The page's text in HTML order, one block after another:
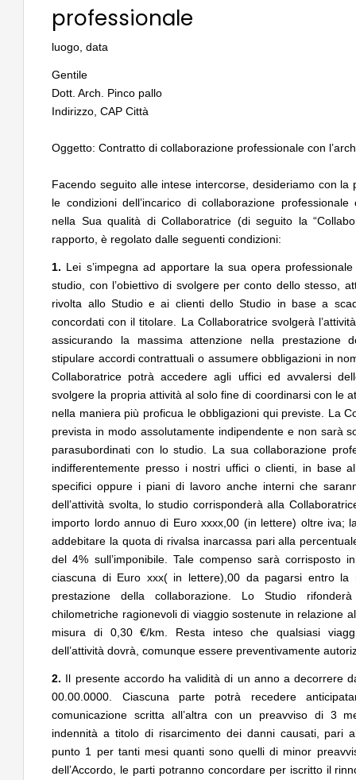
professionale
luogo, data
Gentile
Dott. Arch. Pinco pallo
Indirizzo, CAP Città
Oggetto: Contratto di collaborazione professionale con
Facendo seguito alle intese intercorse, desideriamo con
le condizioni dell’incarico di collaborazione
nella Sua qualità di Collaboratrice (di seguito la
rapporto, è regolato dalle seguenti condizioni:
1. Lei s’impegna ad apportare la sua opera
studio, con l’obiettivo di svolgere per conto dello stesso,
rivolta allo Studio e ai clienti dello Studio in base a
concordati con il titolare. La Collaboratrice svolgerà
assicurando la massima attenzione nella prestazione
stipulare accordi contrattuali o assumere obbligazioni in
Collaboratrice potrà accedere agli uffici ed avvalersi
svolgere la propria attività al solo fine di coordinarsi con le
nella maniera più proficua le obbligazioni qui previste. La
prevista in modo assolutamente indipendente e non sarà
parasubordinati con lo studio. La sua collaborazione
indifferentemente presso i nostri uffici o clienti, in base
specifici oppure i piani di lavoro anche interni che
dell’attività svolta, lo studio corrisponderà alla
importo lordo annuo di Euro xxxx,00 (in lettere) oltre iva;
addebitare la quota di rivalsa inarcassa pari alla
del 4% sull’imponibile. Tale compenso sarà corrisposto
ciascuna di Euro xxx( in lettere),00 da pagarsi entro la
prestazione della collaborazione. Lo Studio
chilometriche ragionevoli di viaggio sostenute in relazione
misura di 0,30 €/km. Resta inteso che qualsiasi
dell’attività dovrà, comunque essere preventivamente
2. Il presente accordo ha validità di un anno a decorrere
00.00.0000. Ciascuna parte potrà recedere
comunicazione scritta all’altra con un preavviso di 3
indennità a titolo di risarcimento dei danni causati, pari
punto 1 per tanti mesi quanti sono quelli di minor
dell’Accordo, le parti potranno concordare per iscritto il
possibile anche contro le
urbanistiche precedenti al
Casa
Carlo Scarpa lungo l'Italia: tre
tra Palermo, Verona e